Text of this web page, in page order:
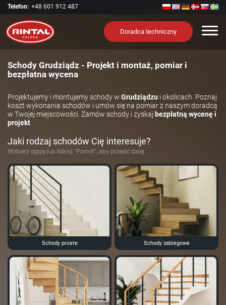
Telefon: +48 601 912 487
Doradca techniczny
Schody Grudziądz - Projekt i montaż, pomiar i
bezpłatna wycena
Projektujemy i montujemy schody w Grudziądzu i okolicach. Poznaj
koszt wykonania schodów i umów się na pomiar z naszym doradcą
w Twojej miejscowości. Zamów schody i zyskaj bezpłatną wycenę i
projekt
Jaki rodzaj schodów Cię interesuje?
Wybierz opcję lub kliknij "Pomiń", aby przejść dalej
Schody proste Schody zabiegowe